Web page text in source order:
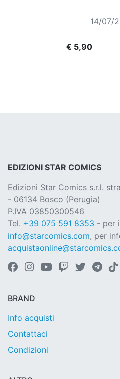
14/07/
€ 5,90
EDIZIONI STAR COMICS
Edizioni Star Comics s.r.l.
- 06134 Bosco (Perugia)
P.IVA 03850300546
Tel. +39 075 591 8353 - per
info@starcomics.com, per
BRAND
Info acquisti
Contattaci
Condizioni